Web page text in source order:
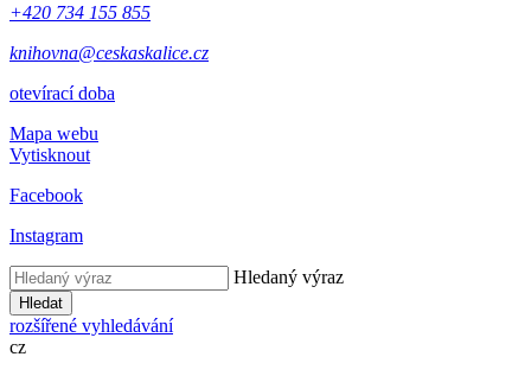
+420 734 155 855
knihovna@ceskaskalice.cz
otevírací doba
Mapa webu
Vytisknout
Facebook
Instagram
Hledaný výraz
Hledat
rozšířené vyhledávání
cz